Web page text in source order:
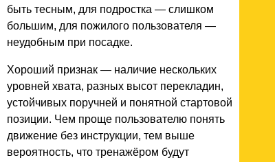
быть тесным, для подростка — слишком
большим, для пожилого пользователя —
неудобным при посадке.
Хороший признак — наличие нескольких
уровней хвата, разных высот перекладин,
устойчивых поручней и понятной стартовой
позиции. Чем проще пользователю понять
движение без инструкции, тем выше
вероятность, что тренажёром будут